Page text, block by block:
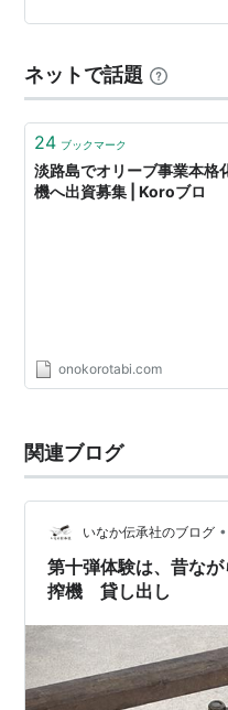
内で搾油用のひまわりと
く、ひまわり油向けの代
できませんでした。 そ
としても栽培されている
ネットで話題
24 ブックマーク
淡路島でオリーブ事業本
機へ出資募集 | Koroブロ
onokorotabi.com
関連ブログ
いなか伝承社のブログ •
第十弾体験は、昔な
搾機 貸し出し